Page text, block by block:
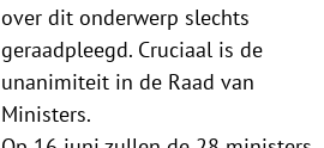
over dit onderwerp slechts
geraadpleegd. Cruciaal is de
unanimiteit in de Raad van
Ministers.